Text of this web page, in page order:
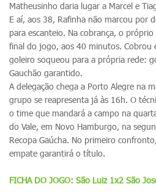
Matheusinho daria lugar a Marcel e
E aí, aos 38, Rafinha não marcou por
para escanteio. Na cobrança, o
final do jogo, aos 40 minutos. Cobrou
goleiro soqueou para a própria rede:
Gauchão garantido.
A delegação chega a Porto Alegre na
grupo se reapresenta já às 16h. O
o time que mandará a campo na
do Vale, em Novo Hamburgo, na
Recopa Gaúcha. No primeiro
empate garantirá o título.
FICHA DO JOGO: São Luiz 1x2 São